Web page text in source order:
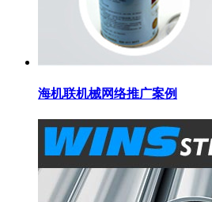
海机联机械网络推广案例